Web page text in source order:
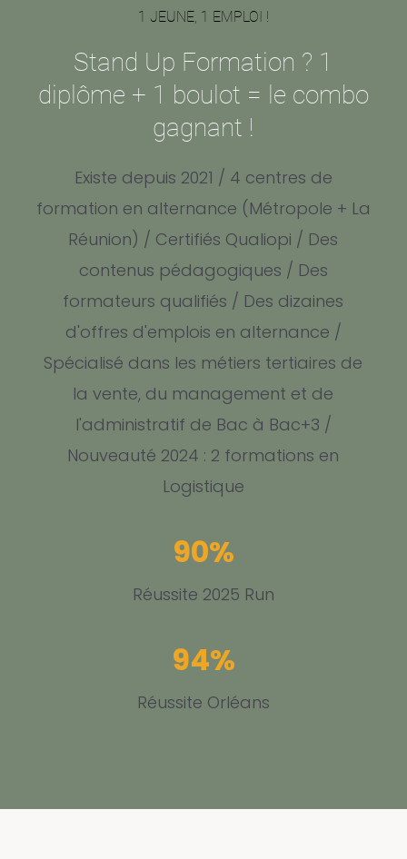
1 JEUNE, 1 EMPLOI !
Stand Up Formation ? 1
diplôme + 1 boulot = le combo
gagnant !
Existe depuis 2021 / 4 centres de
formation en alternance (Métropole + La
Réunion) / Certifiés Qualiopi / Des
contenus pédagogiques / Des
formateurs qualifiés / Des dizaines
d'offres d'emplois en alternance /
Spécialisé dans les métiers tertiaires de
la vente, du management et de
l'administratif de Bac à Bac+3 /
Nouveauté 2024 : 2 formations en
Logistique
90%
Réussite 2025 Run
94%
Réussite Orléans